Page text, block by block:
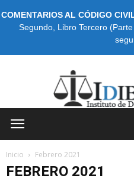
COMENTARIOS AL CÓDIGO
Segundo, Libro Tercero
Inicio Febrero 2021
FEBRERO 2021